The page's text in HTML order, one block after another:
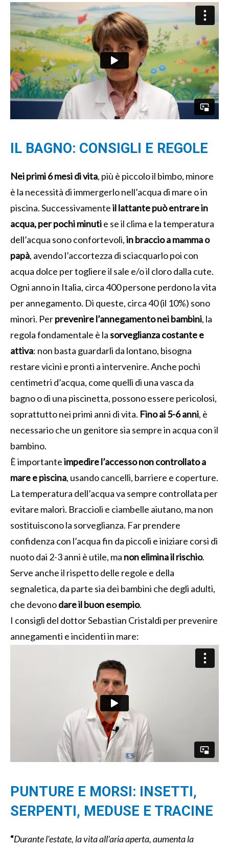
IL BAGNO: CONSIGLI E REGOLE
Nei primi 6 mesi di vita, più è piccolo il bimbo, minore
è la necessità di immergerlo nell’acqua di mare o in
piscina. Successivamenteil lattante può entrare in
acqua, per pochi minutie se il clima e la temperatura
dell’acqua sono confortevoli,in braccio a mamma o
papà, avendo l’accortezza di sciacquarlo poi con
acqua dolce per togliere il sale e/o il cloro dalla cute.
Ogni anno in Italia, circa 400 persone perdono la vita
per annegamento. Di queste, circa 40 (il 10%) sono
minori. Perprevenire l’annegamento nei bambini, la
regola fondamentale è lasorveglianzacostante e
attiva: non basta guardarli da lontano, bisogna
restare vicini e pronti a intervenire. Anche pochi
centimetri d’acqua, come quelli di una vasca da
bagno o di una piscinetta, possono essere pericolosi,
soprattutto nei primi anni di vita. Fino ai 5-6 anni, è
necessario che un genitore sia sempre in acqua con il
bambino.
È importanteimpedire l’accesso non controllato a
mare e piscina, usando cancelli, barriere e coperture.
La temperatura dell’acqua va sempre controllata per
evitare malori. Braccioli e ciambelle aiutano, ma non
sostituiscono la sorveglianza. Far prendere
confidenza con l’acqua fin da piccoli e iniziare corsi di
nuoto dai 2-3 anni è utile, ma non elimina il rischio.
Serve anche il rispetto delle regole e della
segnaletica, da parte sia dei bambini che degli adulti,
che devonodare il buon esempio.
I consigli del dottor Sebastian Cristaldi per prevenire
annegamenti e incidenti in mare:
PUNTURE E MORSI: INSETTI,
SERPENTI, MEDUSE E TRACINE
“Durante l’estate, la vita all’aria aperta, aumenta la